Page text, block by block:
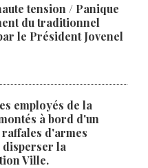
tension / Panique
du traditionnel
le Président Jovenel
employés de la
à bord d'un
d'armes
disperser la
Ville.